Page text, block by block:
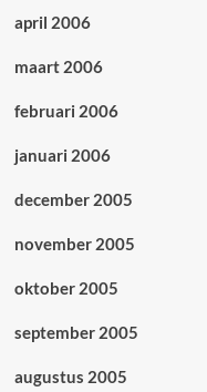
april 2006
maart 2006
februari 2006
januari 2006
december 2005
november 2005
oktober 2005
september 2005
augustus 2005